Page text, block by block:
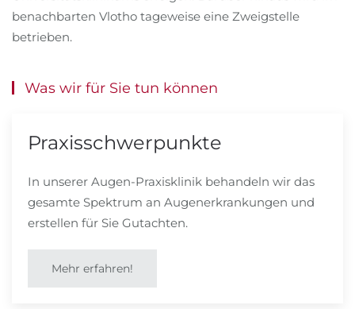
benachbarten Vlotho tageweise eine Zweigstelle
betrieben.
Was wir für Sie tun können
Praxisschwerpunkte
In unserer Augen-Praxisklinik behandeln wir das
gesamte Spektrum an Augenerkrankungen und
erstellen für Sie Gutachten.
Mehr erfahren!